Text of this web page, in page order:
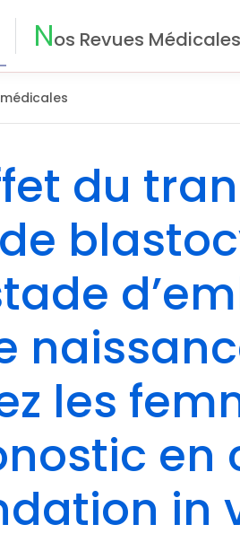
Nos Revues Médicales
du
les
en
in